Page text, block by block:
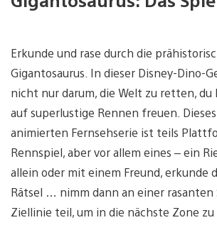
Erkunde und rase durch die
Gigantosaurus. In dieser Disney-Dino-
nicht nur darum, die Welt zu retten, du
auf superlustige Rennen freuen.
animierten Fernsehserie ist teils
Rennspiel, aber vor allem eines – ein
allein oder mit einem Freund, erkunde
Rätsel … nimm dann an einer rasanten
Ziellinie teil, um in die nächste Zone zu